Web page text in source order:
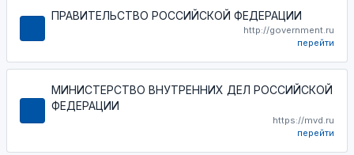
ПРАВИТЕЛЬСТВО РОССИЙСКОЙ ФЕДЕРАЦИИ
http://government.ru
перейти
МИНИСТЕРСТВО ВНУТРЕННИХ ДЕЛ РОССИЙСКОЙ
ФЕДЕРАЦИИ
https://mvd.ru
перейти